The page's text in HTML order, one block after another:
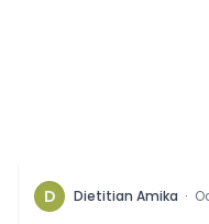
D Dietitian Amika ·